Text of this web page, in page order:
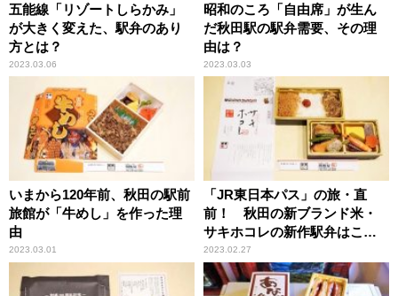
五能線「リゾートしらかみ」
が大きく変えた、駅弁のあり
方とは？
2023.03.06
昭和のころ「自由席」が生ん
だ秋田駅の駅弁需要、その理
由は？
2023.03.03
いまから120年前、秋田の駅前
旅館が「牛めし」を作った理
由
2023.03.01
「JR東日本パス」の旅・直
前！ 秋田の新ブランド米・
サキホコレの新作駅弁はこう
してできる！
2023.02.27